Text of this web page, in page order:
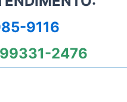
9116
99331-2476